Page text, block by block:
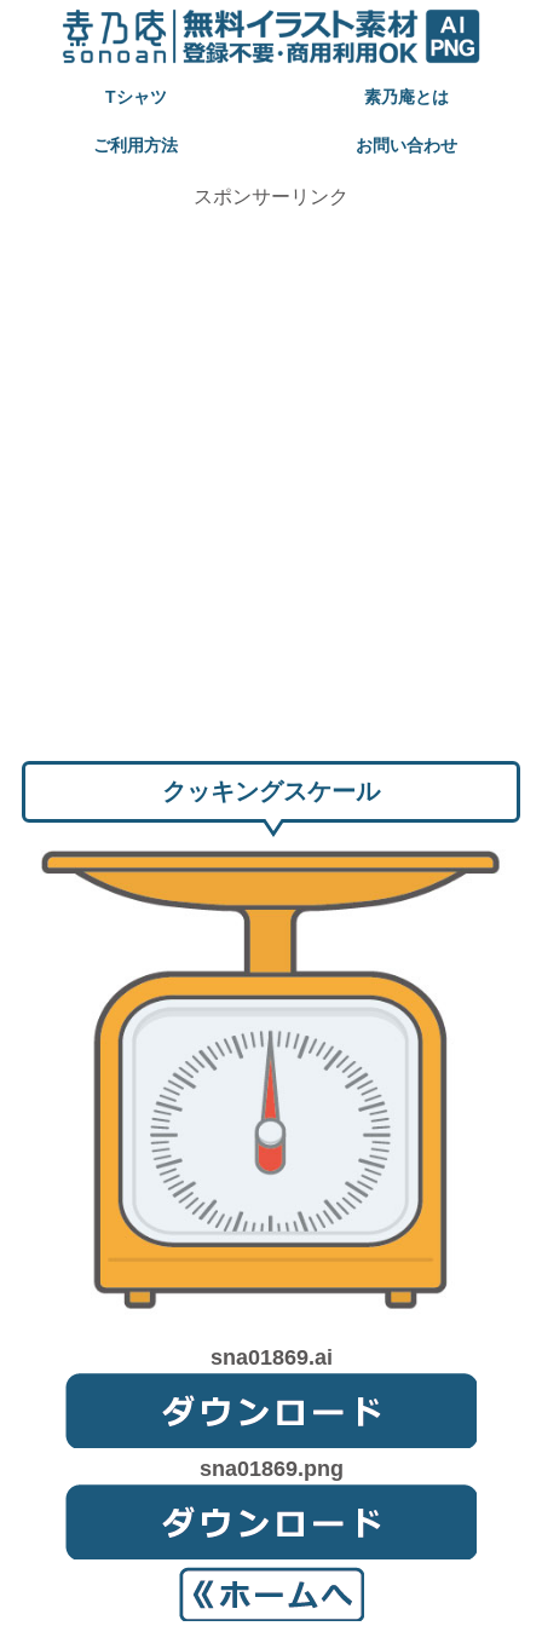
Tシャツ 素乃庵とは
ご利用方法 お問い合わせ
スポンサーリンク
クッキングスケール
sna01869.ai
sna01869.png